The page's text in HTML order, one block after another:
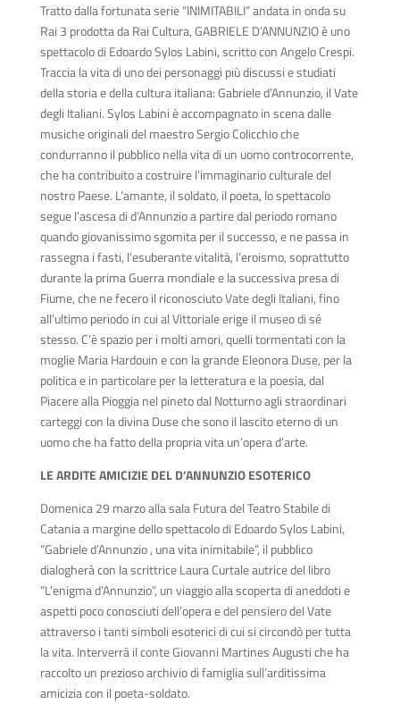
Tratto dalla fortunata serie “INIMITABILI” andata in onda su
Rai 3 prodotta da Rai Cultura, GABRIELE D’ANNUNZIO è uno
spettacolo di Edoardo Sylos Labini, scritto con Angelo Crespi.
Traccia la vita di uno dei personaggi più discussi e studiati
della storia e della cultura italiana: Gabriele d’Annunzio, il Vate
degli Italiani. Sylos Labini è accompagnato in scena dalle
musiche originali del maestro Sergio Colicchio che
condurranno il pubblico nella vita di un uomo controcorrente,
che ha contribuito a costruire l’immaginario culturale del
nostro Paese. L’amante, il soldato, il poeta, lo spettacolo
segue l’ascesa di d’Annunzio a partire dal periodo romano
quando giovanissimo sgomita per il successo, e ne passa in
rassegna i fasti, l’esuberante vitalità, l’eroismo, soprattutto
durante la prima Guerra mondiale e la successiva presa di
Fiume, che ne fecero il riconosciuto Vate degli Italiani, fino
all’ultimo periodo in cui al Vittoriale erige il museo di sé
stesso. C’è spazio per i molti amori, quelli tormentati con la
moglie Maria Hardouin e con la grande Eleonora Duse, per la
politica e in particolare per la letteratura e la poesia, dal
Piacere alla Pioggia nel pineto dal Notturno agli straordinari
carteggi con la divina Duse che sono il lascito eterno di un
uomo che ha fatto della propria vita un’opera d’arte.
LE ARDITE AMICIZIE DEL D’ANNUNZIO ESOTERICO
Domenica 29 marzo alla sala Futura del Teatro Stabile di
Catania a margine dello spettacolo di Edoardo Sylos Labini,
“Gabriele d’Annunzio , una vita inimitabile”, il pubblico
dialogherà con la scrittrice Laura Curtale autrice del libro
“L’enigma d’Annunzio”, un viaggio alla scoperta di aneddoti e
aspetti poco conosciuti dell’opera e del pensiero del Vate
attraverso i tanti simboli esoterici di cui si circondò per tutta
la vita. Interverrà il conte Giovanni Martines Augusti che ha
raccolto un prezioso archivio di famiglia sull’arditissima
amicizia con il poeta-soldato.